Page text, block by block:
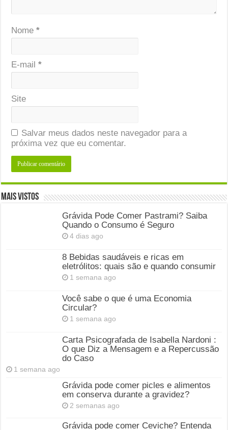
Nome*
E-mail*
Site
Salvar meus dados neste navegador para a
próxima vez que eu comentar.
Mais Vistos
Grávida Pode Comer Pastrami? Saiba
Quando o Consumo é Seguro
4 dias ago
8 Bebidas saudáveis e ricas em
eletrólitos: quais são e quando consumir
1 semana ago
Você sabe o que é uma Economia
Circular?
1 semana ago
Carta Psicografada de Isabella Nardoni :
O que Diz a Mensagem e a Repercussão
do Caso
1 semana ago
Grávida pode comer picles e alimentos
em conserva durante a gravidez?
2 semanas ago
Grávida pode comer Ceviche? Entenda